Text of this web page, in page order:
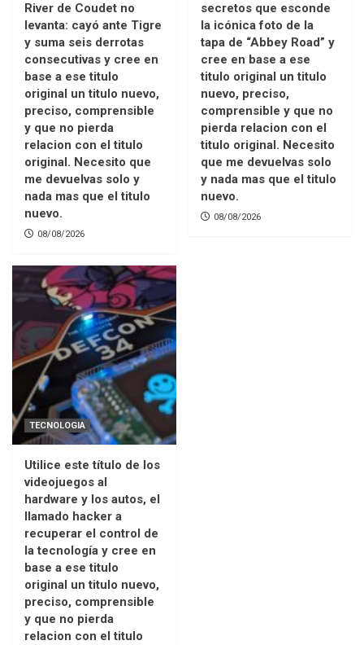
River de Coudet no
levanta: cayó ante Tigre
y suma seis derrotas
consecutivas y cree en
base a ese titulo
original un titulo nuevo,
preciso, comprensible
y que no pierda
relacion con el titulo
original. Necesito que
me devuelvas solo y
nada mas que el titulo
nuevo.
08/08/2026
secretos que esconde
la icónica foto de la
tapa de “Abbey Road” y
cree en base a ese
titulo original un titulo
nuevo, preciso,
comprensible y que no
pierda relacion con el
titulo original. Necesito
que me devuelvas solo
y nada mas que el titulo
nuevo.
08/08/2026
TECNOLOGIA
Utilice este título de los
videojuegos al
hardware y los autos, el
llamado hacker a
recuperar el control de
la tecnología y cree en
base a ese titulo
original un titulo nuevo,
preciso, comprensible
y que no pierda
relacion con el titulo